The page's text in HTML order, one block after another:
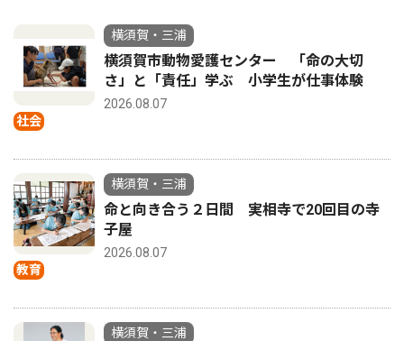
社会
横須賀・三浦
横須賀市動物愛護センター 「命の大切
さ」と「責任」学ぶ 小学生が仕事体験
2026.08.07
教育
横須賀・三浦
命と向き合う２日間 実相寺で20回目の寺
子屋
2026.08.07
横須賀・三浦